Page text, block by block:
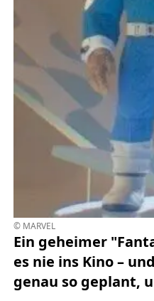
© MARVEL
Ein geheimer
es nie ins Kino –
genau so geplant,